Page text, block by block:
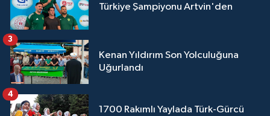
Türkiye Şampiyonu Artvin'den
Kenan Yıldırım Son Yolculuğuna
Uğurlandı
3
1700 Rakımlı Yaylada Türk-Gürcü
4